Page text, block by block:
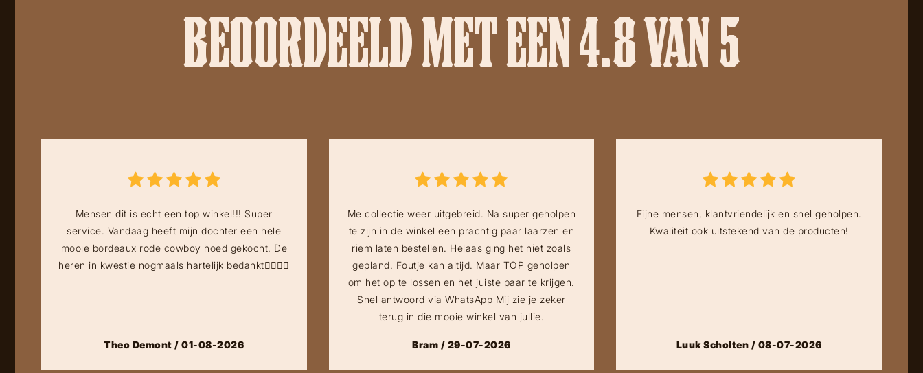
BEOORDEELD MET EEN 4.8 VAN 5
Mensen dit is echt een top winkel!!! Super
service. Vandaag heeft mijn dochter een hele
mooie bordeaux rode cowboy hoed gekocht. De
heren in kwestie nogmaals hartelijk bedankt👍🏻👍🏻
Theo Demont / 01-08-2026
Me collectie weer uitgebreid. Na super geholpen
te zijn in de winkel een prachtig paar laarzen en
riem laten bestellen. Helaas ging het niet zoals
gepland. Foutje kan altijd. Maar TOP geholpen
om het op te lossen en het juiste paar te krijgen.
Snel antwoord via WhatsApp Mij zie je zeker
terug in die mooie winkel van jullie.
Bram / 29-07-2026
Fijne mensen, klantvriendelijk en snel geholpen.
Kwaliteit ook uitstekend van de producten!
Luuk Scholten / 08-07-2026